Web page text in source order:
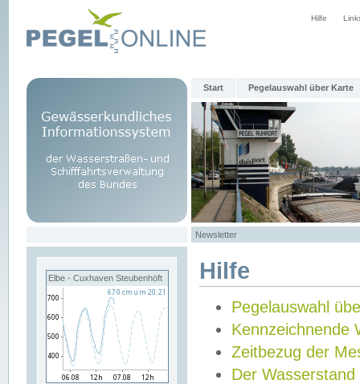
Hilfe
Start Pegelauswahl über Karte
Newsletter
Elbe - Cuxhaven Steubenhöft Hilfe
Pegelauswahl
Kennzeichnende
Zeitbezug der
Der Wasserstand